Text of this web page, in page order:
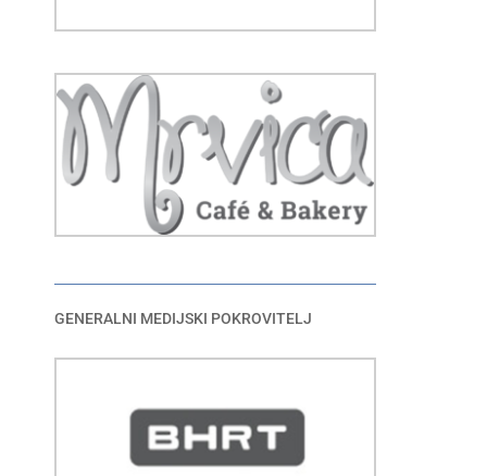
GENERALNI MEDIJSKI POKROVITELJ